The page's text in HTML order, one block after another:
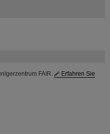
FAIR.
Erfahren Sie